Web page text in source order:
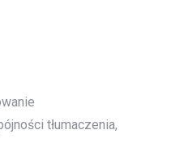
tłumaczenia,